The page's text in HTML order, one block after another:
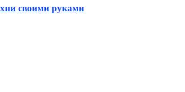
своими руками